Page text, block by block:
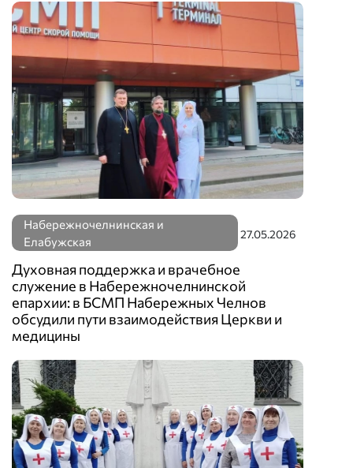
Набережночелнинская и
Елабужская
27.05.2026
Духовная поддержка и врачебное
служение в Набережночелнинской
епархии: в БСМП Набережных Челнов
обсудили пути взаимодействия Церкви и
медицины